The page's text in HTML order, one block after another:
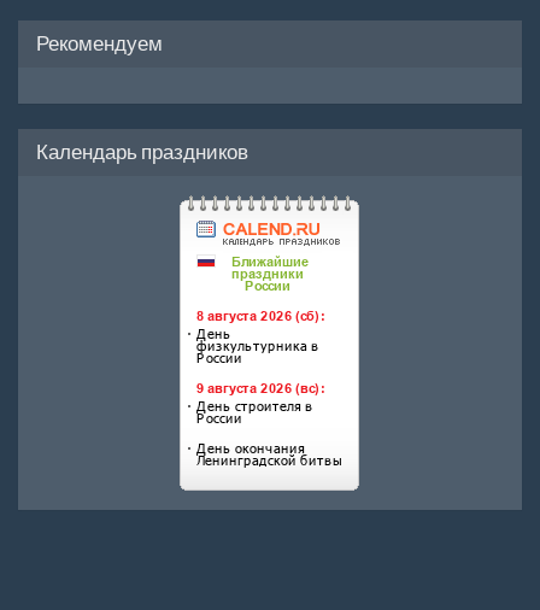
Рекомендуем
Календарь праздников